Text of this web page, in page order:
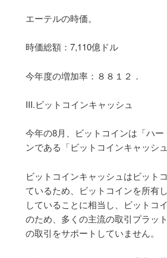
エーテルの時価。
時価総額：7,110億ドル
今年度の増加率：８８１２．
III.ビットコインキャッシュ
今年の8月、ビットコインは「ハ
ンである「ビットコインキャッシ
ビットコインキャッシュはビット
ているため、ビットコインを所有
していることに相当し、ビットコ
のため、多くの主流の取引プラッ
の取引をサポートしていません。